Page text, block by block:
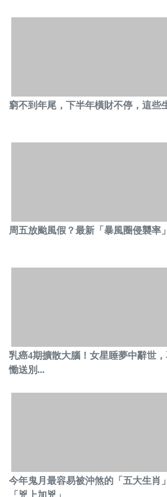
窮不到年尾，下半年橫財不停，這些
周五放颱風假？最新「暴風圈侵襲
乳癌4期擴散大腦！女星睡夢中辭世
慟送別...
今年鬼月最容易被沖煞的「五大生肖
「兇上加兇」